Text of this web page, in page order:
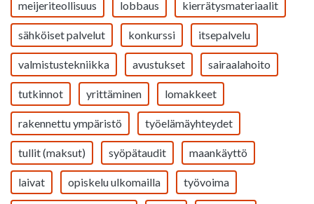
meijeriteollisuus lobbaus kierrätysmateriaalit
sähköiset palvelut konkurssi itsepalvelu
valmistustekniikka avustukset sairaalahoito
tutkinnot yrittäminen lomakkeet
rakennettu ympäristö työelämäyhteydet
tullit (maksut) syöpätaudit maankäyttö
laivat opiskelu ulkomailla työvoima